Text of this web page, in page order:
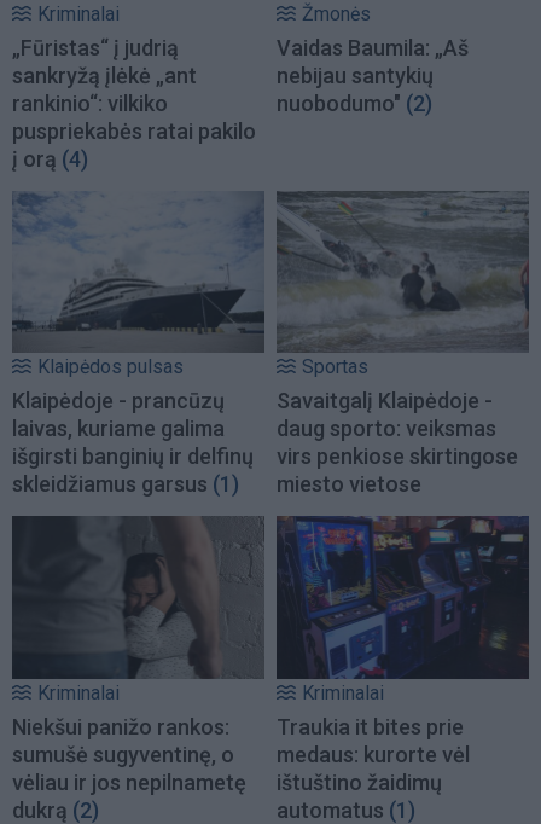
Kriminalai
„Fūristas“ į judrią
sankryžą įlėkė „ant
rankinio“: vilkiko
puspriekabės ratai pakilo
į orą (4)
Žmonės
Vaidas Baumila: „Aš
nebijau santykių
nuobodumo" (2)
Klaipėdos pulsas
Klaipėdoje - prancūzų
laivas, kuriame galima
išgirsti banginių ir delfinų
skleidžiamus garsus (1)
Sportas
Savaitgalį Klaipėdoje -
daug sporto: veiksmas
virs penkiose skirtingose
miesto vietose
Kriminalai
Niekšui panižo rankos:
sumušė sugyventinę, o
vėliau ir jos nepilnametę
dukrą (2)
Kriminalai
Traukia it bites prie
medaus: kurorte vėl
ištuštino žaidimų
automatus (1)